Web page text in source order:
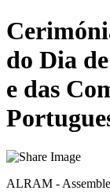
do Dia
e das
ALRAM -